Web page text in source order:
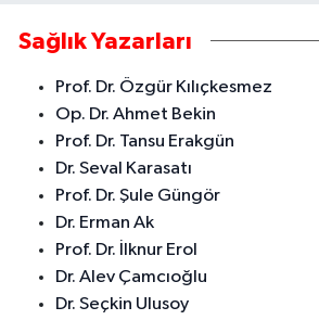
Sağlık Yazarları
Prof. Dr. Özgür Kılıçkesmez
Op. Dr. Ahmet Bekin
Prof. Dr. Tansu Erakgün
Dr. Seval Karasatı
Prof. Dr. Şule Güngör
Dr. Erman Ak
Prof. Dr. İlknur Erol
Dr. Alev Çamcıoğlu
Dr. Seçkin Ulusoy